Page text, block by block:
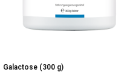
Galactose (300 g)